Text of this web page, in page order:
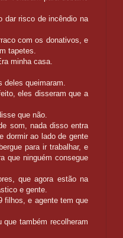
dar risco de incêndio na
com os donativos, e
tapetes.
minha casa.
deles queimaram.
eles disseram que a
que não.
som, nada disso entra
dormir ao lado de gente
para ir trabalhar, e
que ninguém consegue
que agora estão na
e gente.
filhos, e agente tem que
também recolheram